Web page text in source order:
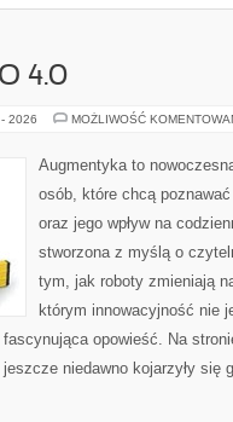
4.0
2026 MOŻLIWOŚĆ
Augmentyka to
osób, które chcą
oraz jego wpływ na
stworzona z myślą o
tym, jak roboty zmieniają
którym innowacyjność nie
opowieść. Na
niedawno kojarzyły się